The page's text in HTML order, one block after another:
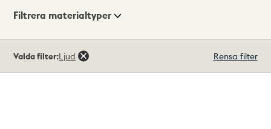
Visningsläge
Filtrera materialtyper
träffar
Valda filter:Ljud Rensa filter